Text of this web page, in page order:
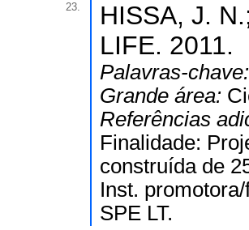
23.
HISSA, J.
LIFE. 2011.
Palavras-chave:
Grande área:
Referências
Finalidade:
construída de
Inst.
SPE LT.